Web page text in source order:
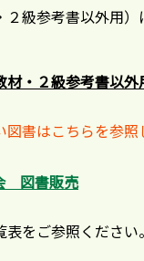
級参考書以外用）
材・２級参考書以外
書はこちらを参照
図書販売
表をご参照くださ